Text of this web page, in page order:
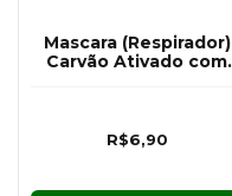
Mascara (Respirador)
Carvão Ativado com
R$6,90